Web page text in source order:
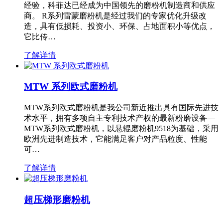
经验，科菲达已经成为中国领先的磨粉机制造商和供应
商。 R系列雷蒙磨粉机是经过我们的专家优化升级改
造，具有低损耗、投资小、环保、占地面积小等优点，
它比传…
了解详情
MTW 系列欧式磨粉机
MTW系列欧式磨粉机是我公司新近推出具有国际先进技
术水平，拥有多项自主专利技术产权的最新粉磨设备—
MTW系列欧式磨粉机，以悬辊磨粉机9518为基础，采用
欧洲先进制造技术，它能满足客户对产品粒度、性能
可…
了解详情
超压梯形磨粉机